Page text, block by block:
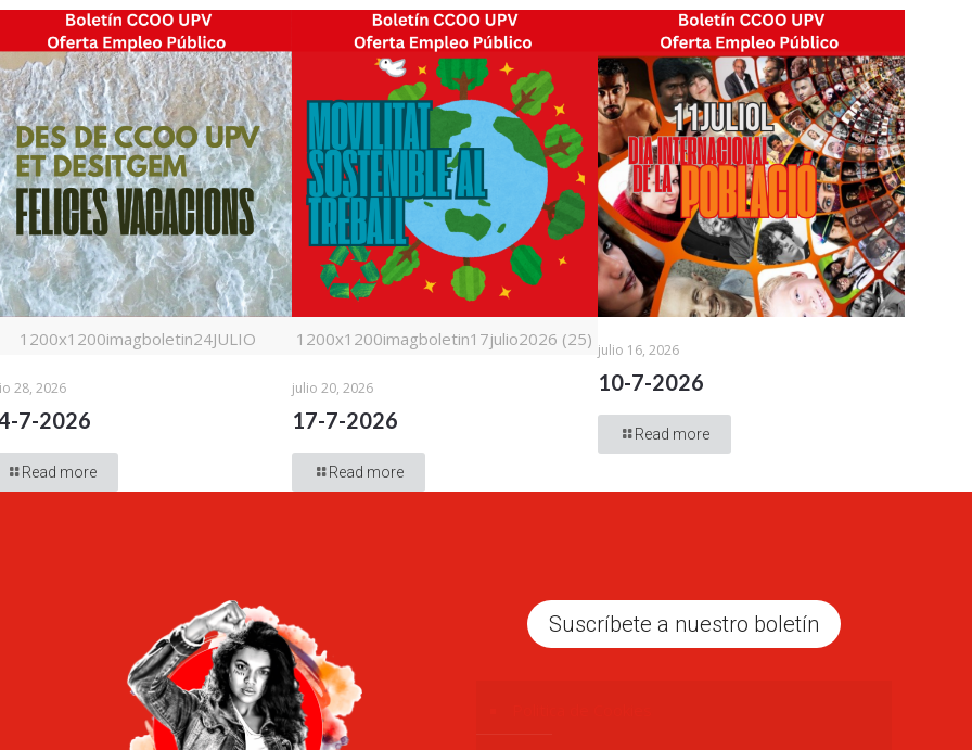
1200x1200imagboletin24JULIO
28, 2026
7-2026
Read more
1200x1200imagboletin17julio2026 (25)
julio 20, 2026
17-7-2026
Read more
julio 16, 2026
10-7-2026
Read more
Suscríbete a nuestro boletín